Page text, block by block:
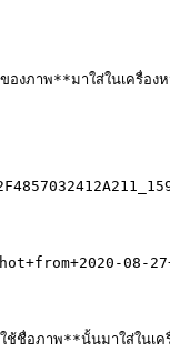
าพ**มาใส่ในเครื่องห
08-
อภาพ**นั้นมาใส่ในเค